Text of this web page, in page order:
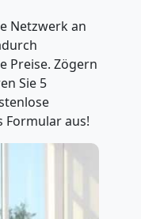
Netzwerk an
Preise. Zögern
Sie 5
Formular aus!